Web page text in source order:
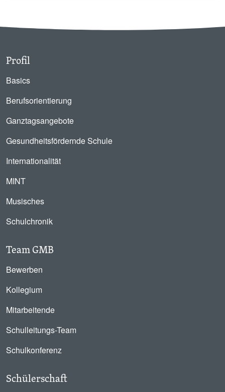
Profil
Basics
Berufsorientierung
Ganztagsangebote
Gesundheitsfördernde Schule
Internationalität
MINT
Musisches
Schulchronik
Team GMB
Bewerben
Kollegium
Mitarbeitende
Schulleitungs-Team
Schulkonferenz
Schülerschaft